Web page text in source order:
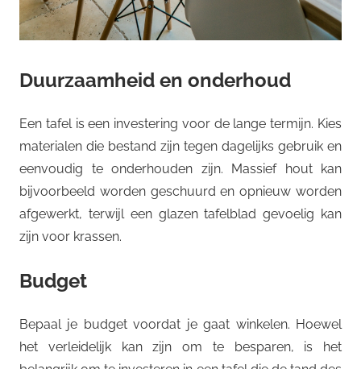
Duurzaamheid en onderhoud
Een tafel is een investering voor de lange termijn. Kies
materialen die bestand zijn tegen dagelijks gebruik en
eenvoudig te onderhouden zijn. Massief hout kan
bijvoorbeeld worden geschuurd en opnieuw worden
afgewerkt, terwijl een glazen tafelblad gevoelig kan
zijn voor krassen.
Budget
Bepaal je budget voordat je gaat winkelen. Hoewel
het verleidelijk kan zijn om te besparen, is het